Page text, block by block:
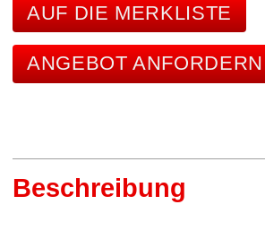
AUF DIE MERKLISTE
ANGEBOT ANFORDERN
Beschreibung